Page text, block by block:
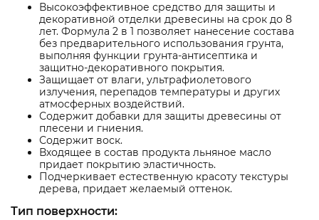
Высокоэффективное средство для защиты и
декоративной отделки древесины на срок до 8
лет. Формула 2 в 1 позволяет нанесение состава
без предварительного использования грунта,
выполняя функции грунта-антисептика и
защитно-декоративного покрытия.
Защищает от влаги, ультрафиолетового
излучения, перепадов температуры и других
атмосферных воздействий.
Содержит добавки для защиты древесины от
плесени и гниения.
Содержит воск.
Входящее в состав продукта льняное масло
придает покрытию эластичность.
Подчеркивает естественную красоту текстуры
дерева, придает желаемый оттенок.
Тип поверхности: